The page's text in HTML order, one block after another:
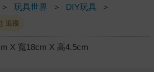
＞ 玩具世界 ＞ DIY玩具
＞
追蹤
X 寬18cm X 高4.5cm